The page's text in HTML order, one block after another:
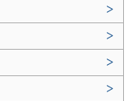
>
>
>
>